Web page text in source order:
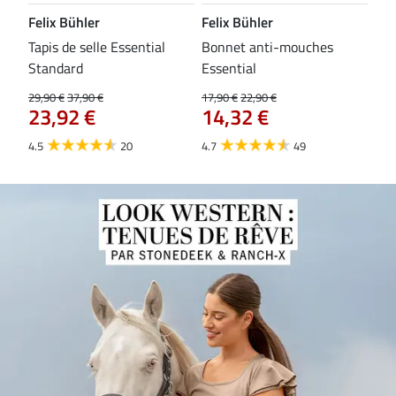
Felix Bühler
Tapis de selle Essential
Standard
29,90 €37,90 €
23,92 €
4.5 20
Felix Bühler
Bonnet anti-mouches
Essential
17,90 €22,90 €
14,32 €
4.7 49